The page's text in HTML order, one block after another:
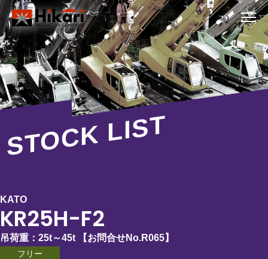
STOCK LIST
KATO
KR25H-F2
吊荷重： 25t～45t 【お問合せNo.R065】
フリー